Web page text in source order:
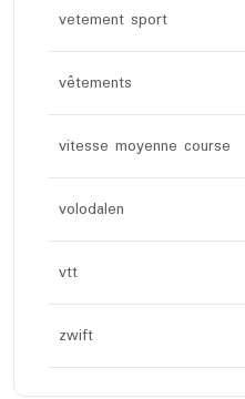
vetement sport
vêtements
vitesse moyenne course
volodalen
vtt
zwift